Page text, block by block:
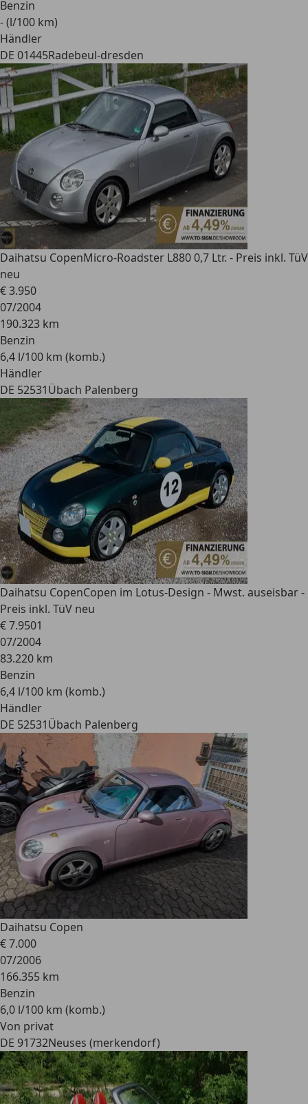
Benzin
- (l/100 km)
Händler
DE 01445Radebeul-dresden
Daihatsu CopenMicro-Roadster L880 0,7 Ltr. - Preis inkl. TüV
neu
€ 3.950
07/2004
190.323 km
Benzin
6,4 l/100 km (komb.)
Händler
DE 52531Übach Palenberg
Daihatsu CopenCopen im Lotus-Design - Mwst. auseisbar -
Preis inkl. TüV neu
€ 7.9501
07/2004
83.220 km
Benzin
6,4 l/100 km (komb.)
Händler
DE 52531Übach Palenberg
Daihatsu Copen
€ 7.000
07/2006
166.355 km
Benzin
6,0 l/100 km (komb.)
Von privat
DE 91732Neuses (merkendorf)